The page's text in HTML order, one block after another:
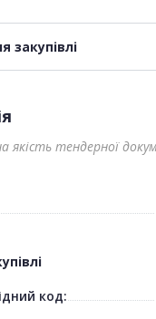
закупівлі
тендерної
код: